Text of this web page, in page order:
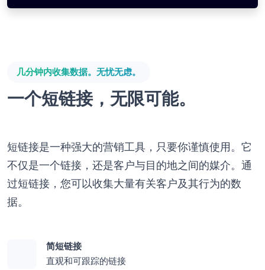
几分钟内收集数据。无忧无虑。
一个短链接，无限可能。
短链接是一种强大的营销工具，只要你谨慎使用。它
不仅是一个链接，还是客户与目的地之间的媒介。通
过短链接，您可以收集大量有关客户及其行为的数
据。
简短链接
直观和可跟踪的链接